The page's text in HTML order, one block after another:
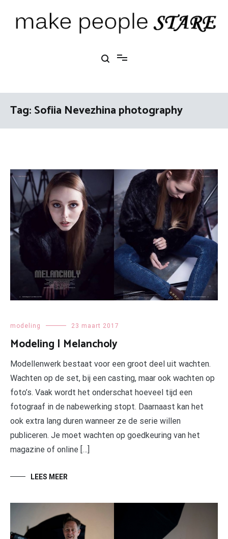
Tag:Sofiia Nevezhina photography
modeling 23 maart 2017
Modeling | Melancholy
Modellenwerk bestaat voor een groot deel uit wachten.
Wachten op de set, bij een casting, maar ook wachten op
foto’s. Vaak wordt het onderschat hoeveel tijd een
fotograaf in de nabewerking stopt. Daarnaast kan het
ook extra lang duren wanneer ze de serie willen
publiceren. Je moet wachten op goedkeuring van het
magazine of online […]
LEES MEER